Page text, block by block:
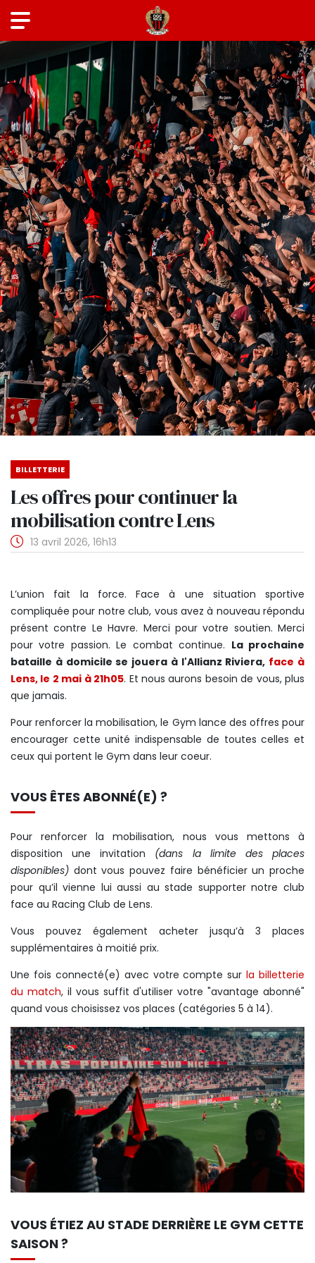
BILLETTERIE
Les offres pour continuer la
mobilisation contre Lens
13 avril 2026, 16h13
L’union fait la force. Face à une situation sportive
compliquée pour notre club, vous avez à nouveau répondu
présent contre Le Havre. Merci pour votre soutien. Merci
pour votre passion. Le combat continue. La prochaine
bataille à domicile se jouera à l'Allianz Riviera, face à
Lens, le 2 mai à 21h05. Et nous aurons besoin de vous, plus
que jamais.
Pour renforcer la mobilisation, le Gym lance des offres pour
encourager cette unité indispensable de toutes celles et
ceux qui portent le Gym dans leur coeur.
VOUS ÊTES ABONNÉ(E) ?
Pour renforcer la mobilisation, nous vous mettons à
disposition une invitation (dans la limite des places
disponibles) dont vous pouvez faire bénéficier un proche
pour qu’il vienne lui aussi au stade supporter notre club
face au Racing Club de Lens.
Vous pouvez également acheter jusqu’à 3 places
supplémentaires à moitié prix.
Une fois connecté(e) avec votre compte surla billetterie
du match, il vous suffit d'utiliser votre "avantage abonné"
quand vous choisissez vos places (catégories 5 à 14).
VOUS ÉTIEZ AU STADE DERRIÈRE LE GYM CETTE
SAISON ?